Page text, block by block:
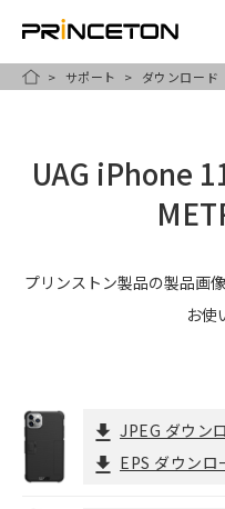
HOME
サポート ダウンロード
UAG iPhone
プリンストン製品の製品画
お使
JPEG ダウン
EPS ダウンロ